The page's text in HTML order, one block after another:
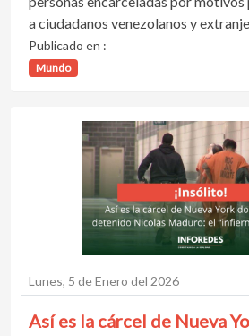
a ciudadanos venezolanos y
Publicado en :
Mundo
Lunes, 5 de Enero del 2026
Así es la cárcel de Nueva